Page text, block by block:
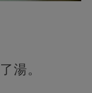
湯。